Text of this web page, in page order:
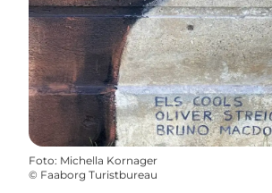
Foto: Michella Kornager
© Faaborg Turistbureau